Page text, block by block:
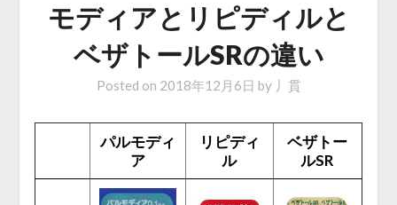
モディアとリピディルと
ベザトールSRの違い
Posted on 2018年12月6日 by 丿貫
パルモディ
ア
リピディ
ル
ベザトー
ルSR